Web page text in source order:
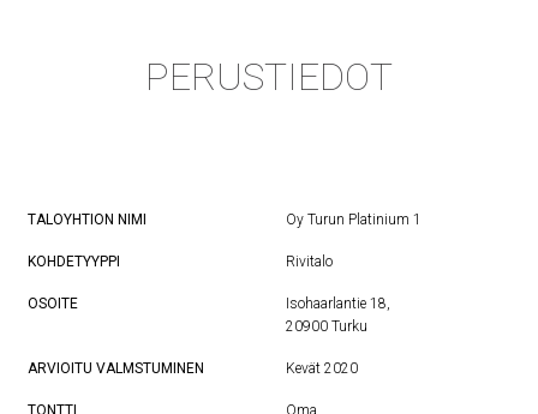
PERUSTIEDOT
TALOYHTION NIMI Oy Turun Platinium 1
KOHDETYYPPI Rivitalo
OSOITE
Isohaarlantie 18,
20900 Turku
ARVIOITU VALMSTUMINEN Kevät 2020
TONTTI Oma